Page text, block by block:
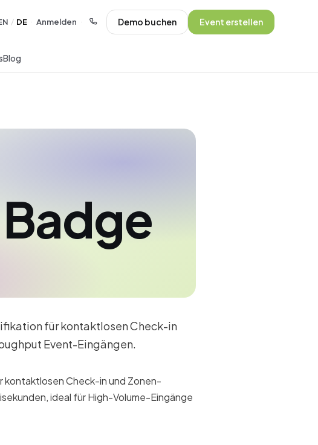
/ DE · Anmelden · Demo buchen Event erstellen
Blog
für kontaktlosen Check-in
Event-Eingängen.
kontaktlosen Check-in und Zonen-
ideal für High-Volume-Eingänge